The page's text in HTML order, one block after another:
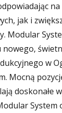
jak i
Modular
nowego,
w
Mocną
doskonałe
System